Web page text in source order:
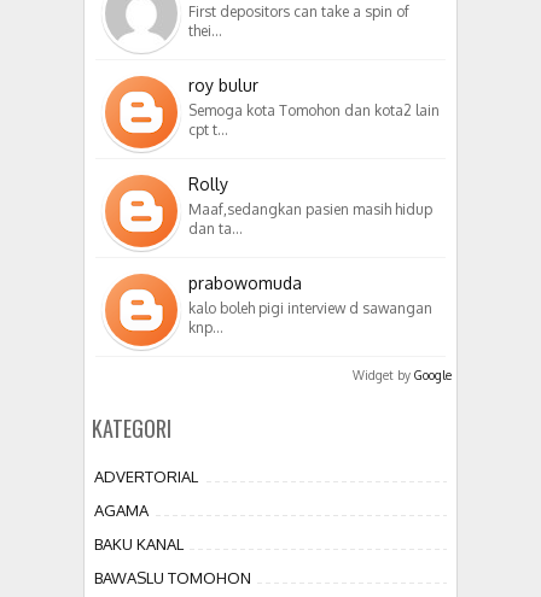
First depositors can take a spin of
thei…
roy bulur
Semoga kota Tomohon dan kota2 lain
cpt t…
Rolly
Maaf,sedangkan pasien masih hidup
dan ta…
prabowomuda
kalo boleh pigi interview d sawangan
knp…
Widget by Google
KATEGORI
ADVERTORIAL
AGAMA
BAKU KANAL
BAWASLU TOMOHON